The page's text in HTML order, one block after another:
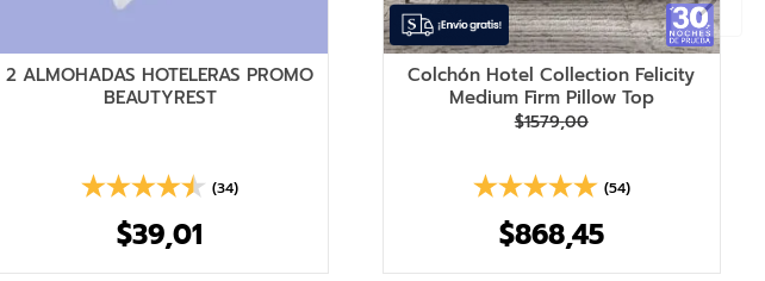
2 ALMOHADAS HOTELERAS PROMO
BEAUTYREST
(34)
$39,01
Colchón Hotel Collection Felicity
Medium Firm Pillow Top
$1579,00
(54)
$868,45